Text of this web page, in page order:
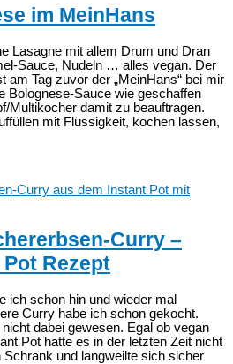
im MeinHans
Lasagne mit allem Drum und Dran
Sauce, Nudeln … alles vegan. Der
am Tag zuvor der „MeinHans“ bei mir
Bolognese-Sauce wie geschaffen
Multikocher damit zu beauftragen.
mit Flüssigkeit, kochen lassen,
Curry –
Rezept
ich schon hin und wieder mal
Curry habe ich schon gekocht.
dabei gewesen. Egal ob vegan
Pot hatte es in der letzten Zeit nicht
Schrank und langweilte sich sicher